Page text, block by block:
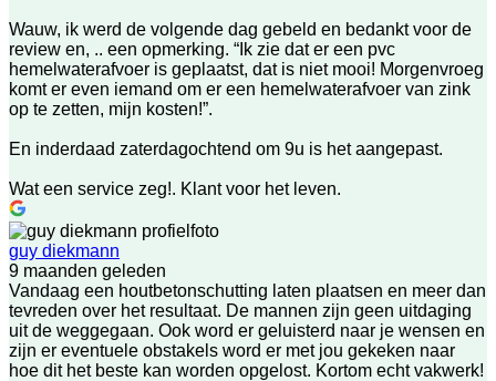
Wauw, ik werd de volgende dag gebeld en bedankt voor de
review en, .. een opmerking. “Ik zie dat er een pvc
hemelwaterafvoer is geplaatst, dat is niet mooi! Morgenvroeg
komt er even iemand om er een hemelwaterafvoer van zink
op te zetten, mijn kosten!”.
En inderdaad zaterdagochtend om 9u is het aangepast.
Wat een service zeg!. Klant voor het leven.
guy diekmann
9 maanden geleden
Vandaag een houtbetonschutting laten plaatsen en meer dan
tevreden over het resultaat. De mannen zijn geen uitdaging
uit de weggegaan. Ook word er geluisterd naar je wensen en
zijn er eventuele obstakels word er met jou gekeken naar
hoe dit het beste kan worden opgelost. Kortom echt vakwerk!